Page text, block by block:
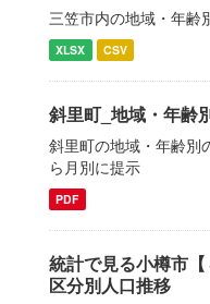
三笠市内の地域・年齢
XLSX CSV
斜里町_地域・年齢
斜里町の地域・年齢別
ら月別に提示
PDF
統計で見る小樽市
区分別人口推移